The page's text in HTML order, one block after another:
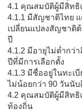
4.1 คุณสมบัติผู้มีสิทธิ
4.1.1 มีสัญชาติไทย
เปลี่ยนแปลงสัญชาติ
ปี
4.1.2 มีอายุไม่ต่ำกว่
ปีที่มีการเลือกตั้ง
4.1.3 มีชื่ออยู่ในทะเ
ไม่น้อยกว่า 90 วันนับ
4.2 คุณสมบัติผู้มีสิทธิ
ท้องถิ่น